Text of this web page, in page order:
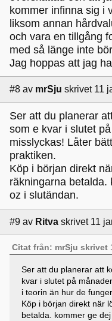
kommer infinna sig i
liksom annan
och vara en tillgång
med så länge inte
Jag hoppas att jag
#8 av mrSju skrivet 11
Ser att du planerar
som e kvar i slutet
misslyckas! Låter
praktiken.
Köp i början direkt
räkningarna betalda.
oz i slutändan.
#9 av Ritva skrivet 11
Citat från: mrSju skrivet
Ser att du planerar att
kvar i slutet på
i teorin än hur de
Köp i början direkt när
betalda. kommer ge